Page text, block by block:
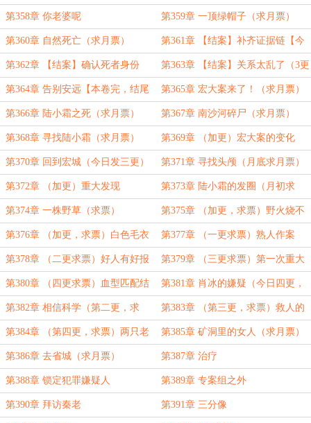
第358章 你老婆呢 第359章 一顶绿帽子（求月票）
第360章 自然死亡（求月票） 第361章 【结案】补齐证据链【今
日1更】
第362章 【结案】确认死者身份
【今日2更】
第363章 【结案】关系太乱了（3更
求月票）
第364章 告别安远【本卷完，结尾
炸裂】
第365章 宏大案来了！（求月票）
第366章 陆小霜之死（求月票） 第367章 南沙河碎尸（求月票）
第368章 寻找陆小霜（求月票） 第369章 （加更）宏大案的变化
（上一章结尾有调整）
第370章 回到宏城（今日发三更） 第371章 寻找头颅（月底求月票）
第372章 （加更）重大发现 第373章 陆小霜的发圈（月初求
票）
第374章 一株野草（求票） 第375章 （加更，求票）野火烧不
尽
第376章 （加更，求票）白色毛衣 第377章 （一更求票）熟人作案
第378章 （二更求票）好人有好报 第379章 （三更求票）第一次重大
案情会议
第380章 （四更求票）血型匹配结
果
第381章 肖冰的嫌疑（今日四更，
求票）
第382章 相信科学（第二更，求
票）
第383章 （第三更，求票）救人的
代价
第384章 （第四更，求票）两只老
狐狸
第385章 矿洞里的女人（求月票）
第386章 去省城（求月票） 第387章 治疗
第388章 锁定犯罪嫌疑人 第389章 专案组之外
第390章 拜访秦老 第391章 三分像